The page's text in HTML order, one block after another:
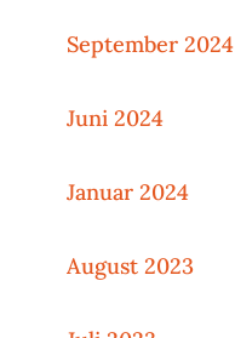
September 2024
Juni 2024
Januar 2024
August 2023